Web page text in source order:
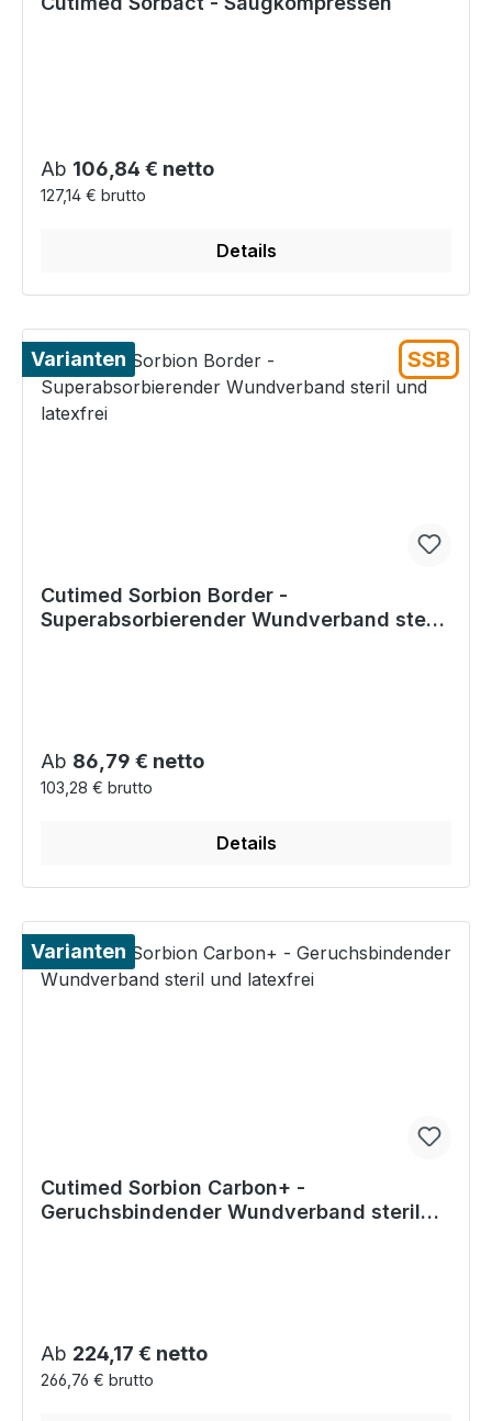
Regulärer Preis:
Ab 106,84 € netto
127,14 € brutto
Details
Varianten SSB
Cutimed Sorbion Border -
Superabsorbierender Wundverband steril
Regulärer Preis:
Ab 86,79 € netto
103,28 € brutto
Details
Varianten
Cutimed Sorbion Carbon+ -
Geruchsbindender Wundverband steril
Regulärer Preis:
Ab 224,17 € netto
266,76 € brutto